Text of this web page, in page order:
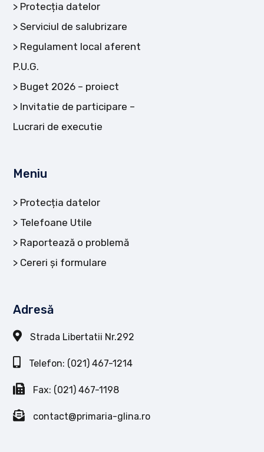
Protecția datelor
Serviciul de salubrizare
Regulament local aferent
P.U.G.
Buget 2026 – proiect
Invitatie de participare –
Lucrari de executie
Meniu
Protecția datelor
Telefoane Utile
Raportează o problemă
Cereri și formulare
Adresă
Strada Libertatii Nr.292
Telefon: (021) 467-1214
Fax: (021) 467-1198
contact@primaria-glina.ro